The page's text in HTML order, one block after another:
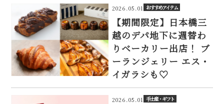
2026.05.01 おすすめアイテム
【期間限定】日本橋三
越のデパ地下に週替わ
りベーカリー出店！ ブ
ーランジェリー エス・
イガラシも♡
2026.05.01 手土産・ギフト